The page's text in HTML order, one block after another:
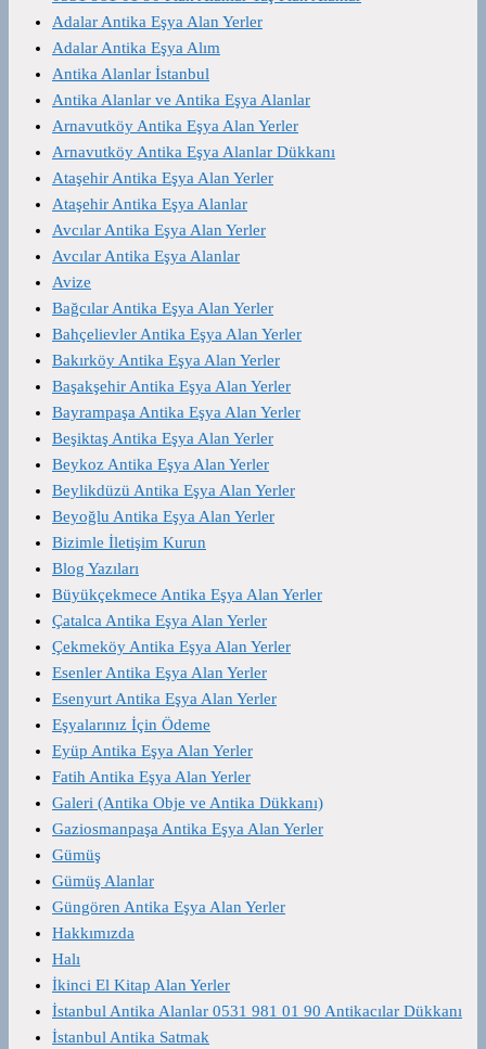
Adalar Antika Eşya Alan Yerler
Adalar Antika Eşya Alım
Antika Alanlar İstanbul
Antika Alanlar ve Antika Eşya Alanlar
Arnavutköy Antika Eşya Alan Yerler
Arnavutköy Antika Eşya Alanlar Dükkanı
Ataşehir Antika Eşya Alan Yerler
Ataşehir Antika Eşya Alanlar
Avcılar Antika Eşya Alan Yerler
Avcılar Antika Eşya Alanlar
Avize
Bağcılar Antika Eşya Alan Yerler
Bahçelievler Antika Eşya Alan Yerler
Bakırköy Antika Eşya Alan Yerler
Başakşehir Antika Eşya Alan Yerler
Bayrampaşa Antika Eşya Alan Yerler
Beşiktaş Antika Eşya Alan Yerler
Beykoz Antika Eşya Alan Yerler
Beylikdüzü Antika Eşya Alan Yerler
Beyoğlu Antika Eşya Alan Yerler
Bizimle İletişim Kurun
Blog Yazıları
Büyükçekmece Antika Eşya Alan Yerler
Çatalca Antika Eşya Alan Yerler
Çekmeköy Antika Eşya Alan Yerler
Esenler Antika Eşya Alan Yerler
Esenyurt Antika Eşya Alan Yerler
Eşyalarınız İçin Ödeme
Eyüp Antika Eşya Alan Yerler
Fatih Antika Eşya Alan Yerler
Galeri (Antika Obje ve Antika Dükkanı)
Gaziosmanpaşa Antika Eşya Alan Yerler
Gümüş
Gümüş Alanlar
Güngören Antika Eşya Alan Yerler
Hakkımızda
Halı
İkinci El Kitap Alan Yerler
İstanbul Antika Alanlar 0531 981 01 90 Antikacılar Dükkanı
İstanbul Antika Satmak